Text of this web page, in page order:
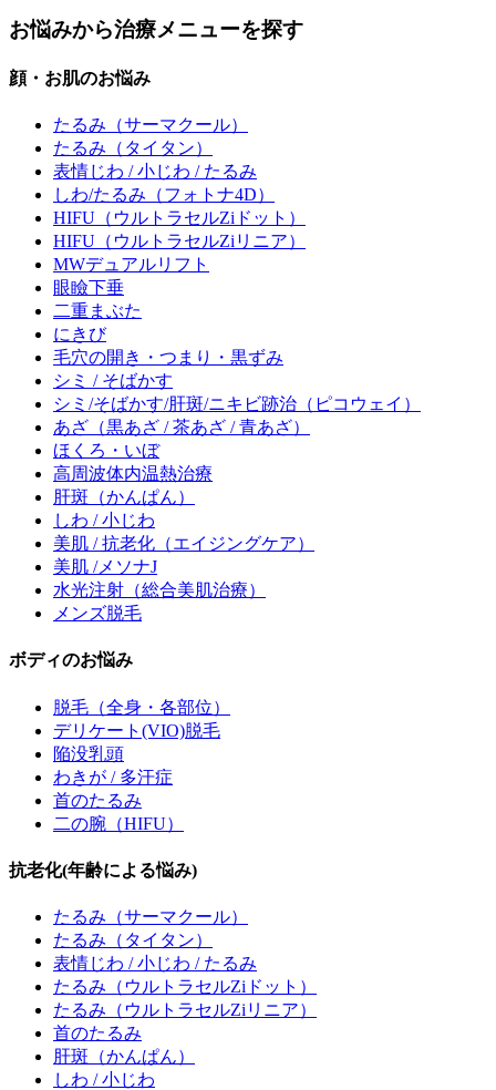
お悩みから治療メニューを探す
顔・お肌のお悩み
たるみ （サーマクール）
たるみ （タイタン）
表情じわ / 小じわ / たるみ
しわ/たるみ （フォトナ4D）
HIFU （ウルトラセルZiドット）
HIFU （ウルトラセルZiリニア）
MWデュアルリフト
眼瞼下垂
二重まぶた
にきび
毛穴の開き・つまり・黒ずみ
シミ / そばかす
シミ/そばかす/肝斑/ニキビ跡治 （ピコウェイ）
あざ （黒あざ / 茶あざ / 青あざ）
ほくろ・いぼ
高周波体内温熱治療
肝斑 （かんぱん）
しわ / 小じわ
美肌 / 抗老化 （エイジングケア）
美肌 /メソナJ
水光注射 （総合美肌治療）
メンズ脱毛
ボディのお悩み
脱毛 （全身・各部位）
デリケート(VIO)脱毛
陥没乳頭
わきが / 多汗症
首のたるみ
二の腕（HIFU）
抗老化(年齢による悩み)
たるみ （サーマクール）
たるみ （タイタン）
表情じわ / 小じわ / たるみ
たるみ （ウルトラセルZiドット）
たるみ （ウルトラセルZiリニア）
首のたるみ
肝斑 （かんぱん）
しわ / 小じわ